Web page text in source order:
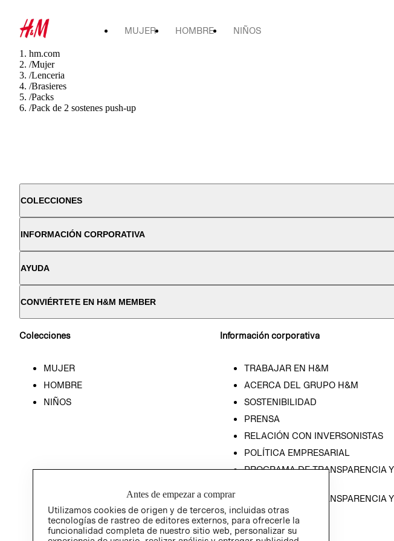
MUJER HOMBRE NIÑOS
hm.com
/Mujer
/Lenceria
/Brasieres
/Packs
/Pack de 2 sostenes push-up
COLECCIONES
INFORMACIÓN CORPORATIVA
AYUDA
CONVIÉRTETE EN H&M MEMBER
Colecciones
MUJER
HOMBRE
NIÑOS
Información corporativa
TRABAJAR EN H&M
ACERCA DEL GRUPO H&M
SOSTENIBILIDAD
PRENSA
RELACIÓN CON INVERSONISTAS
POLÍTICA EMPRESARIAL
PROGRAMA DE TRANSPARENCIA Y
PROGRAMA DE TRANSPARENCIA Y
ÉTICA (INGLÉS)
Antes de empezar a comprar
Utilizamos cookies de origen y de terceros, incluidas otras
tecnologías de rastreo de editores externos, para ofrecerle la
funcionalidad completa de nuestro sitio web, personalizar su